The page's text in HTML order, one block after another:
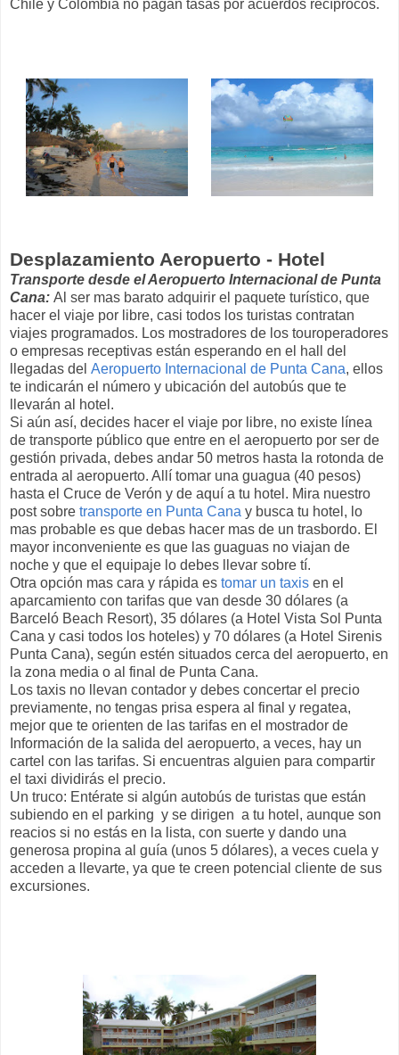
Chile y Colombia no pagan tasas por acuerdos recíprocos.
Desplazamiento Aeropuerto - Hotel
Transporte desde el Aeropuerto Internacional de Punta
Cana: Al ser mas barato adquirir el paquete turístico, que
hacer el viaje por libre, casi todos los turistas contratan
viajes programados. Los mostradores de los touroperadores
o empresas receptivas están esperando en el hall del
llegadas del Aeropuerto Internacional de Punta Cana, ellos
te indicarán el número y ubicación del autobús que te
llevarán al hotel.
Si aún así, decides hacer el viaje por libre, no existe línea
de transporte público que entre en el aeropuerto por ser de
gestión privada, debes andar 50 metros hasta la rotonda de
entrada al aeropuerto. Allí tomar una guagua (40 pesos)
hasta el Cruce de Verón y de aquí a tu hotel. Mira nuestro
post sobre transporte en Punta Cana y busca tu hotel, lo
mas probable es que debas hacer mas de un trasbordo. El
mayor inconveniente es que las guaguas no viajan de
noche y que el equipaje lo debes llevar sobre tí.
Otra opción mas cara y rápida es tomar un taxis en el
aparcamiento con tarifas que van desde 30 dólares (a
Barceló Beach Resort), 35 dólares (a Hotel Vista Sol Punta
Cana y casi todos los hoteles) y 70 dólares (a Hotel Sirenis
Punta Cana), según estén situados cerca del aeropuerto, en
la zona media o al final de Punta Cana.
Los taxis no llevan contador y debes concertar el precio
previamente, no tengas prisa espera al final y regatea,
mejor que te orienten de las tarifas en el mostrador de
Información de la salida del aeropuerto, a veces, hay un
cartel con las tarifas. Si encuentras alguien para compartir
el taxi dividirás el precio.
Un truco: Entérate si algún autobús de turistas que están
subiendo en el parking y se dirigen a tu hotel, aunque son
reacios si no estás en la lista, con suerte y dando una
generosa propina al guía (unos 5 dólares), a veces cuela y
acceden a llevarte, ya que te creen potencial cliente de sus
excursiones.